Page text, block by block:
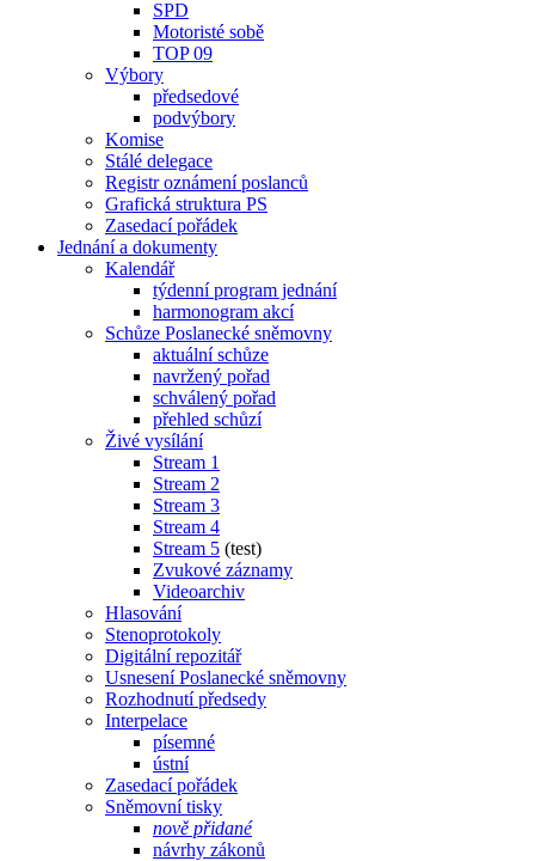
SPD
Motoristé sobě
TOP 09
Výbory
předsedové
podvýbory
Komise
Stálé delegace
Registr oznámení poslanců
Grafická struktura PS
Zasedací pořádek
Jednání a dokumenty
Kalendář
týdenní program jednání
harmonogram akcí
Schůze Poslanecké sněmovny
aktuální schůze
navržený pořad
schválený pořad
přehled schůzí
Živé vysílání
Stream 1
Stream 2
Stream 3
Stream 4
Stream 5 (test)
Zvukové záznamy
Videoarchiv
Hlasování
Stenoprotokoly
Digitální repozitář
Usnesení Poslanecké sněmovny
Rozhodnutí předsedy
Interpelace
písemné
ústní
Zasedací pořádek
Sněmovní tisky
nově přidané
návrhy zákonů